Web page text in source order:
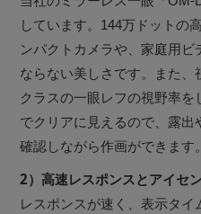
しています。144万ドットの
ンパクトカメラや、家庭用
ならない美しさです。また、
クラスの一眼レフの視野率を
でクリアに見えるので、露出
確認しながら作画ができます。
2）高速レスポンスとアイセ
レスポンスが速く、表示タイ